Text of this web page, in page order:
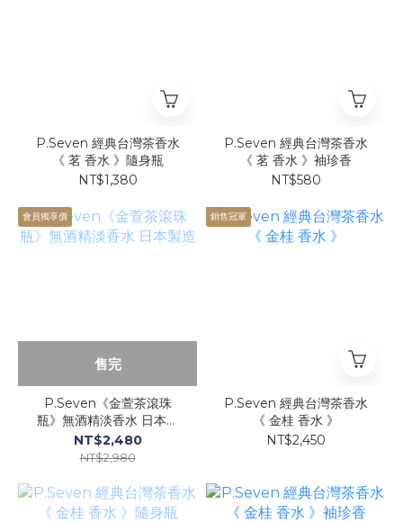
P.Seven 經典台灣茶香水
《 茗 香水 》隨身瓶
NT$1,380
P.Seven 經典台灣茶香水
《 茗 香水 》袖珍香
NT$580
會員獨享價
售完
P.Seven《金萱茶滾珠
瓶》無酒精淡香水 日本製
造
NT$2,480
NT$2,980
銷售冠軍
P.Seven 經典台灣茶香水
《 金桂 香水 》
NT$2,450